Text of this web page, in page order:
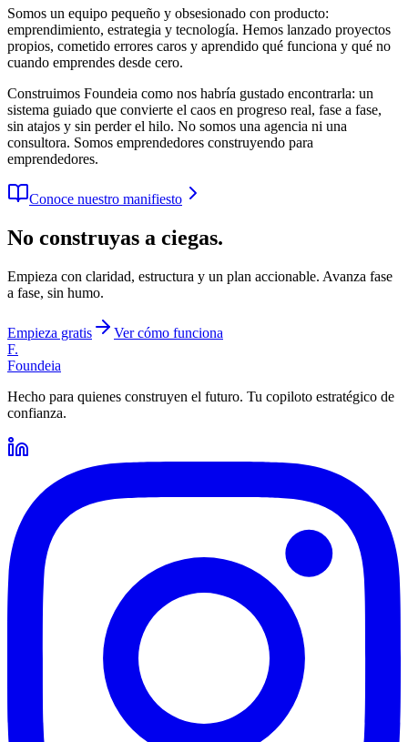
Somos un equipo pequeño y obsesionado con producto:
emprendimiento, estrategia y tecnología. Hemos lanzado proyectos
propios, cometido errores caros y aprendido qué funciona y qué no
cuando emprendes desde cero.
Construimos Foundeia como nos habría gustado encontrarla: un
sistema guiado que convierte el caos en progreso real, fase a fase,
sin atajos y sin perder el hilo. No somos una agencia ni una
consultora. Somos emprendedores construyendo para
emprendedores.
Conoce nuestro manifiesto
No construyas a ciegas.
Empieza con claridad, estructura y un plan accionable. Avanza fase
a fase, sin humo.
Empieza gratis
Ver cómo funciona
F.
Foundeia
Hecho para quienes construyen el futuro. Tu copiloto estratégico de
confianza.